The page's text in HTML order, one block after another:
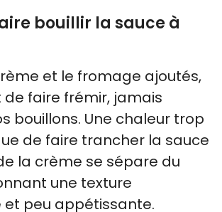
bouillir la sauce à
et le fromage ajoutés,
de faire frémir, jamais
bouillons. Une chaleur trop
de faire trancher la sauce
la crème se sépare du
une texture
et peu appétissante.